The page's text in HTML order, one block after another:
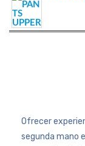
Ofrecer
segunda mano